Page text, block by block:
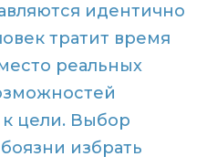
идентично
тратит время
реальных
к цели. Выбор
избрать